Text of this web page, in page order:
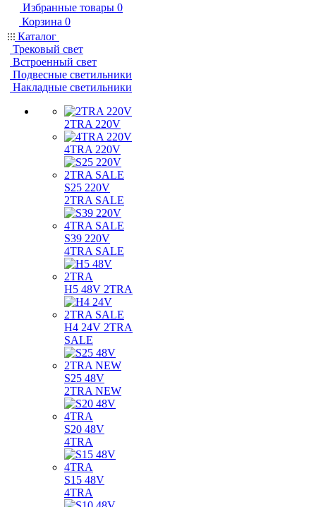
Избранные товары 0
Корзина 0
Каталог
Трековый свет
Встроенный свет
Подвесные светильники
Накладные светильники
2TRA 220V
4TRA 220V
S25 220V
2TRA SALE
S39 220V
4TRA SALE
H5 48V 2TRA
H4 24V 2TRA
SALE
S25 48V
2TRA NEW
S20 48V
4TRA
S15 48V
4TRA